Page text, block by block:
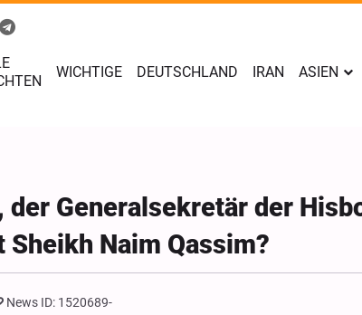
WICHTIGE DEUTSCHLAND IRAN ASIEN
der Generalsekretär der
Sheikh Naim Qassim?
News ID: 1520689-